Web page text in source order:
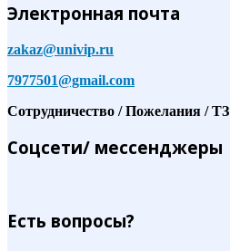
Электронная почта
zakaz@univip.ru
7977501@gmail.com
Сотрудничество / Пожелания / ТЗ
Соцсети/ мессенджеры
Есть вопросы?